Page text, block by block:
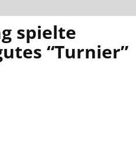
spielte
“Turnier”